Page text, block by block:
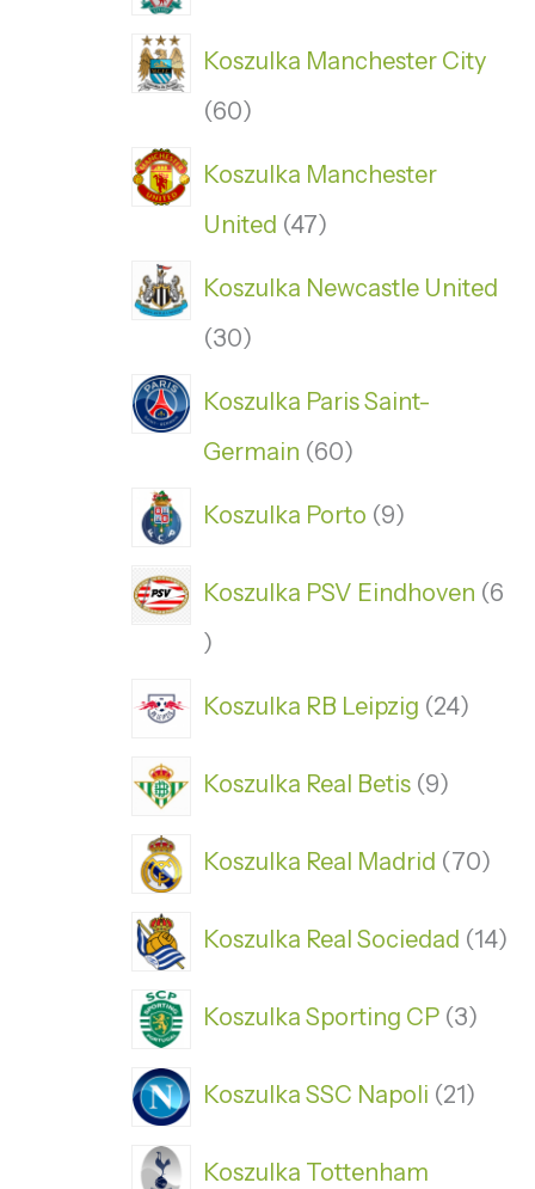
Koszulka Manchester City
60
Koszulka Manchester
United 47
Koszulka Newcastle United
30
Koszulka Paris Saint-
Germain 60
Koszulka Porto 9
Koszulka PSV Eindhoven 6
Koszulka RB Leipzig 24
Koszulka Real Betis 9
Koszulka Real Madrid 70
Koszulka Real Sociedad 14
Koszulka Sporting CP 3
Koszulka SSC Napoli 21
Koszulka Tottenham